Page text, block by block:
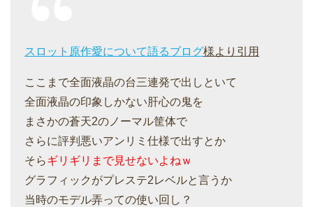
スロット原作愛について語るブログ様より引用
ここまで全面液晶の台三連発で出しといて
全面液晶の印象しかない肝心の鬼を
まさかの蒼天2のノーマル筐体で
さらに評判悪いアンリミ仕様で出すとか
そらギリギリまで見せないよねｗ
グラフィックがプレステ2レベルと言うか
当時のモデル弄っての使い回し？